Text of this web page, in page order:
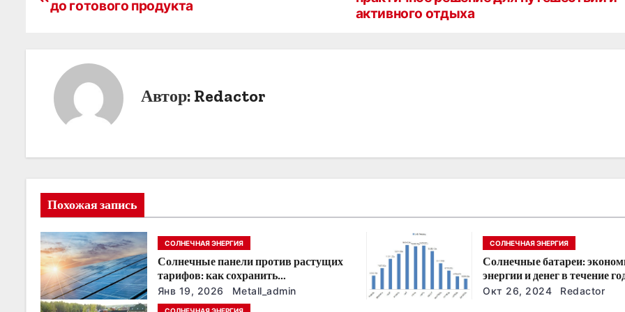
ц
я
п
о
з
активного отдыха
до готового продукта
Автор: Redactor
Похожая запись
СОЛНЕЧНАЯ ЭНЕРГИЯ
Солнечные панели против растущих
тарифов: как сохранить
энергонезависимость в ближайшие
годы
Янв 19, 2026 Metall_admin
СОЛНЕЧНАЯ ЭНЕРГИЯ
Солнечные батареи:
энергии и денег в течение
Окт 26, 2024 Redactor